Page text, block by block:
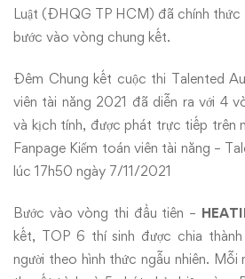
Luật (ĐHQG TP HCM) đã chính thức
bước vào vòng chung kết.
Đêm Chung kết cuộc thi Talented
viên tài năng 2021 đã diễn ra với 4
và kịch tính, được phát trực tiếp trên
Fanpage Kiểm toán viên tài năng –
lúc 17h50 ngày 7/11/2021
Bước vào vòng thi đầu tiên –
kết, TOP 6 thí sinh được chia
người theo hình thức ngẫu nhiên. Mỗi